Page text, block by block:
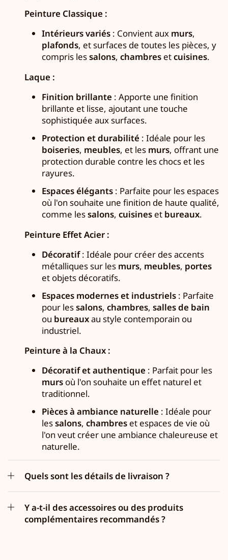
Peinture Classique :
Intérieurs variés: Convient aux murs,
plafonds, et surfaces de toutes les pièces, y
compris lessalons, chambresetcuisines.
Laque :
Finition brillante : Apporte une finition
brillante et lisse, ajoutant une touche
sophistiquée aux surfaces.
Protection et durabilité : Idéale pour les
boiseries, meubles, et les murs, offrant une
protection durable contre les chocs et les
rayures.
Espaces élégants: Parfaite pour les espaces
où l'on souhaite une finition de haute qualité,
comme lessalons, cuisineset bureaux.
Peinture Effet Acier :
Décoratif: Idéale pour créer des accents
métalliques sur les murs, meubles, portes
et objets décoratifs.
Espaces modernes et industriels: Parfaite
pour lessalons, chambres, salles de bain
ou bureauxau style contemporain ou
industriel.
Peinture à la Chaux :
Décoratif et authentique : Parfait pour les
mursoù l'on souhaite un effet naturel et
traditionnel.
Pièces à ambiance naturelle : Idéale pour
lessalons, chambreset espaces de vie où
l'on veut créer une ambiance chaleureuse et
naturelle.
Quels sont les détails de livraison ?
Y a-t-il des accessoires ou des produits
complémentaires recommandés ?